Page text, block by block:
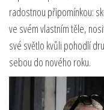
radostnou připomínkou:
ve svém vlastním těle,
své světlo kvůli pohodlí
sebou do nového roku.